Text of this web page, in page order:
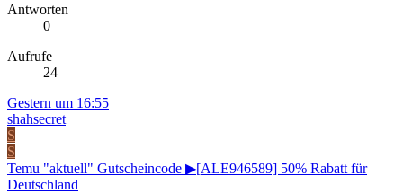
Antworten
0
Aufrufe
24
Gestern um 16:55
shahsecret
S
S
Temu "aktuell" Gutscheincode ▶[ALE946589] 50% Rabatt für
Deutschland